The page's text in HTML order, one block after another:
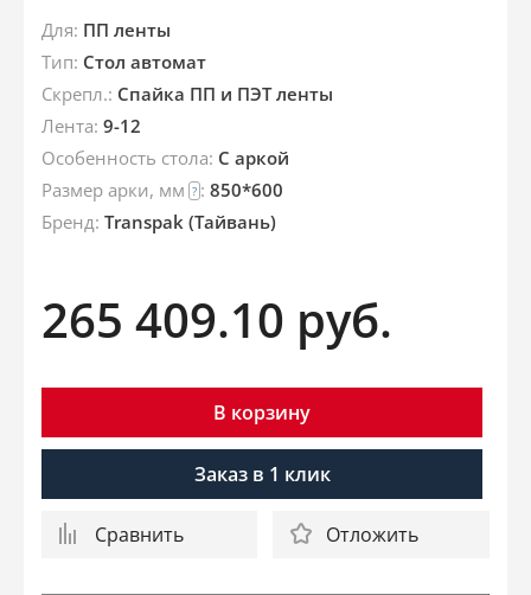
Для: ПП ленты
Тип: Стол автомат
Скрепл.: Спайка ПП и ПЭТ ленты
Лента: 9-12
Особенность стола: С аркой
Размер арки, мм ? : 850*600
Брeнд: Transpak (Тайвань)
265 409.10 руб.
В корзину
Заказ в 1 клик
Сравнить Отложить